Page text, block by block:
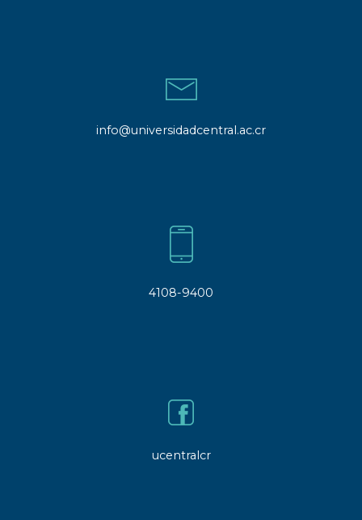
info@universidadcentral.ac.cr
4108-9400
ucentralcr